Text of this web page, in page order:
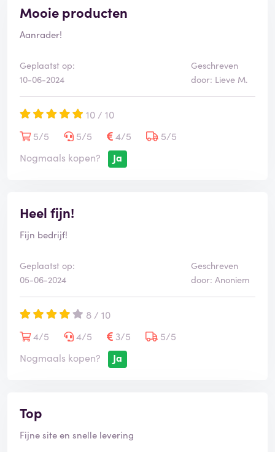
Mooie producten
Aanrader!
Geplaatst op:
10-06-2024
Geschreven
door: Lieve M.
10 / 10
5/5
5/5 4/5
5/5
Nogmaals kopen?
Ja
Heel fijn!
Fijn bedrijf!
Geplaatst op:
05-06-2024
Geschreven
door: Anoniem
8 / 10
4/5
4/5 3/5
5/5
Nogmaals kopen?
Ja
Top
Fijne site en snelle levering